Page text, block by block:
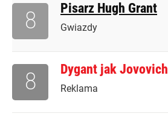
Pisarz Hugh Grant
Gwiazdy
8
Dygant jak Jovovich
Reklama
8